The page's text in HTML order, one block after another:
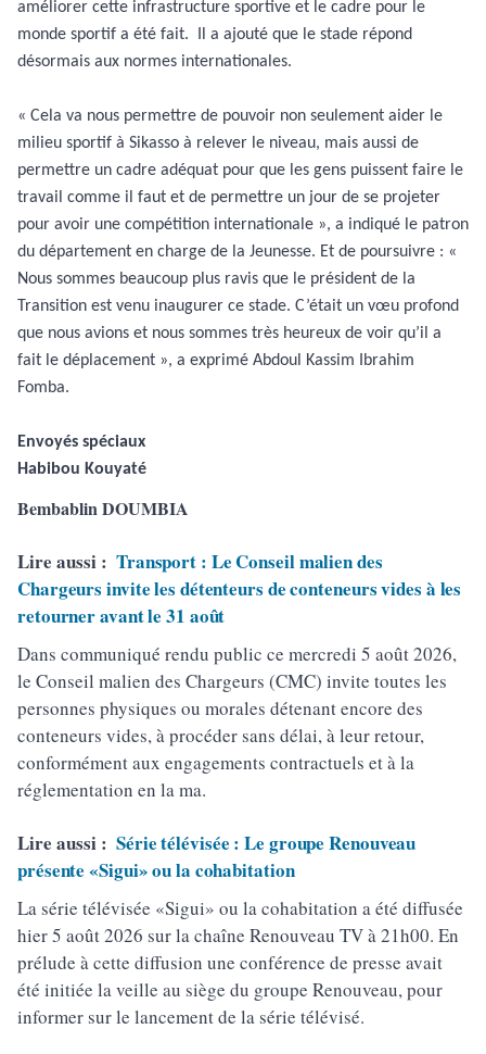
améliorer cette infrastructure sportive et le cadre pour le
monde sportif a été fait.
Il a ajouté que le stade répond
désormais aux normes internationales.
« Cela va nous permettre de pouvoir non seulement aider le
milieu sportif à Sikasso à relever le niveau, mais aussi de
permettre un cadre adéquat pour que les gens puissent faire le
travail comme il faut et de permettre un jour de se projeter
pour avoir une compétition internationale », a indiqué le patron
du département en charge de la Jeunesse. Et de poursuivre : «
Nous sommes beaucoup plus ravis que le président de la
Transition est venu inaugurer ce stade. C’était un vœu profond
que nous avions et nous sommes très heureux de voir qu’il a
fait le déplacement », a exprimé Abdoul Kassim Ibrahim
Fomba.
Envoyés spéciaux
Habibou Kouyaté
Bembablin DOUMBIA
Lire aussi : Transport : Le Conseil malien des
Chargeurs invite les détenteurs de conteneurs vides à les
retourner avant le 31 août
Dans communiqué rendu public ce mercredi 5 août 2026,
le Conseil malien des Chargeurs (CMC) invite toutes les
personnes physiques ou morales détenant encore des
conteneurs vides, à procéder sans délai, à leur retour,
conformément aux engagements contractuels et à la
réglementation en la ma.
Lire aussi : Série télévisée : Le groupe Renouveau
présente «Sigui» ou la cohabitation
La série télévisée «Sigui» ou la cohabitation a été diffusée
hier 5 août 2026 sur la chaîne Renouveau TV à 21h00. En
prélude à cette diffusion une conférence de presse avait
été initiée la veille au siège du groupe Renouveau, pour
informer sur le lancement de la série télévisé.